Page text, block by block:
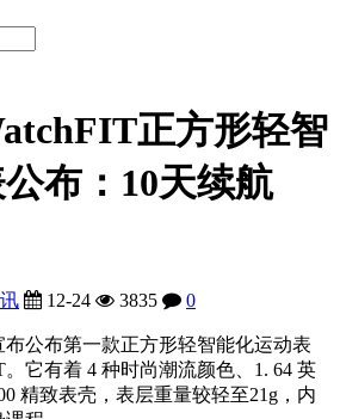
正方形轻智
布：10天续航
12-24 3835 0
布公布第一款正方形轻智能化运动表
。它有着 4 种时尚潮流颜色、1. 64 英
精致表壳，表层重量较轻至21g，内